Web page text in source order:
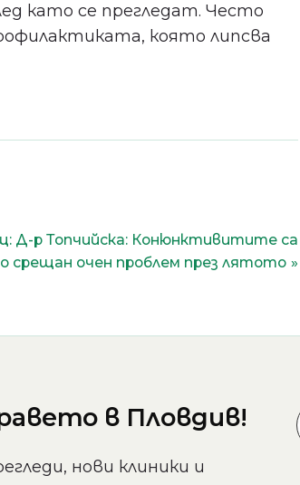
като се прегледат. Често
която липсва
Д-р Топчийска: Конюнктивитите са
срещан очен проблем през лятото
в Пловдив!
нови клиники и